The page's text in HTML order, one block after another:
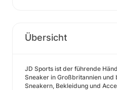
Übersicht
JD Sports ist der führende
Sneaker in Großbritannien und
Sneakern, Bekleidung und